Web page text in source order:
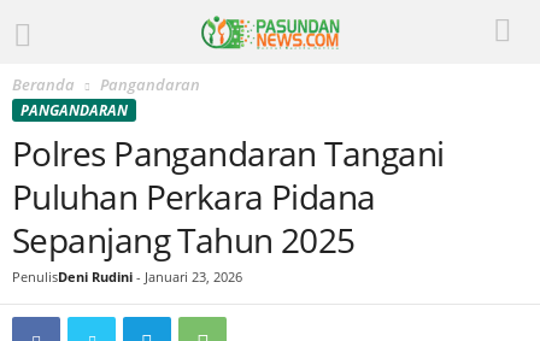
Beranda Pangandaran
PANGANDARAN
Polres Pangandaran Tangani
Puluhan Perkara Pidana
Sepanjang Tahun 2025
PenulisDeni Rudini - Januari 23, 2026